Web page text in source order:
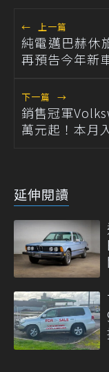
← 上一篇
純電邁巴赫休
再預告今年新
下一篇 →
銷售冠軍
萬元起！本月
延伸閱讀